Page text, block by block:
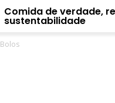
Comida de verdade,
sustentabilidade
Bolos